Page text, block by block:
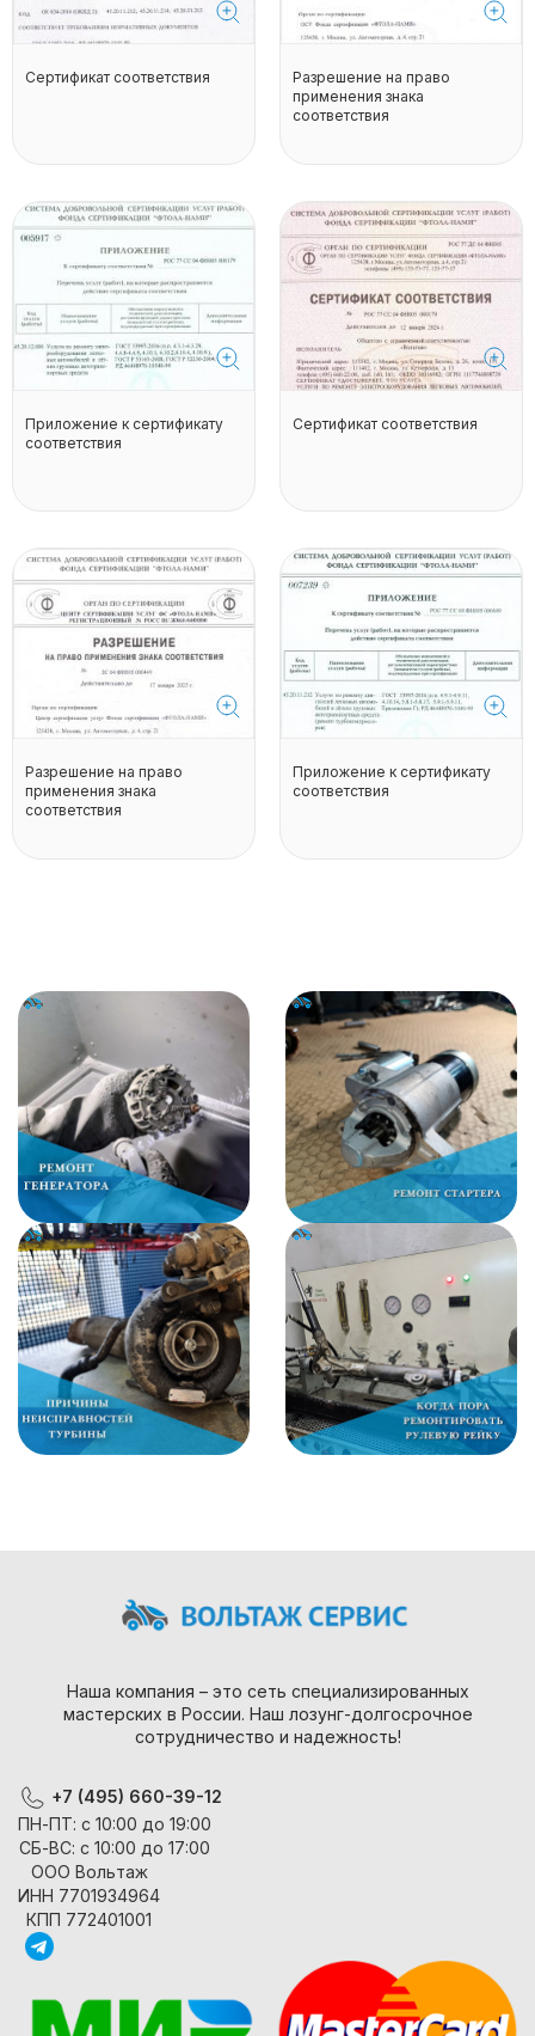
Сертификат соответствия
Разрешение на право
применения знака
соответствия
Приложение к сертификату
соответствия
Сертификат соответствия
Разрешение на право
применения знака
соответствия
Приложение к сертификату
соответствия
Наша компания – это сеть специализированных
мастерских в России. Наш лозунг-долгосрочное
сотрудничество и надежность!
+7 (495) 660-39-12
ПН-ПТ: с 10:00 до 19:00
СБ-ВС: с 10:00 до 17:00
ООО Вольтаж
ИНН 7701934964
КПП 772401001